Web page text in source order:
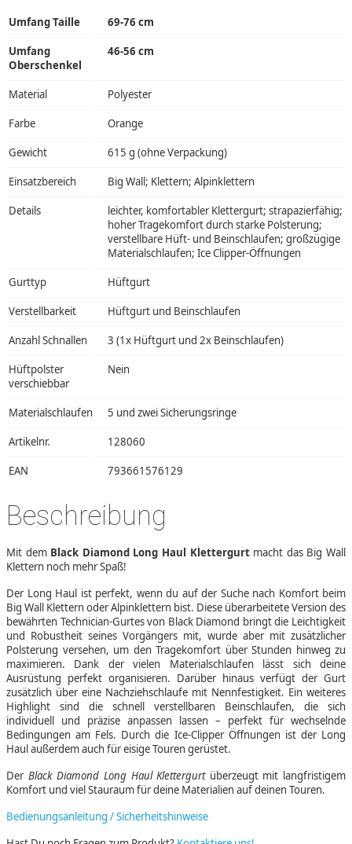
Umfang Taille 69-76 cm
Umfang
Oberschenkel
46-56 cm
Material Polyester
Farbe Orange
Gewicht 615 g (ohne Verpackung)
Einsatzbereich Big Wall; Klettern; Alpinklettern
Details
leichter, komfortabler Klettergurt; strapazierfähig;
hoher Tragekomfort durch starke Polsterung;
verstellbare Hüft- und Beinschlaufen; großzügige
Materialschlaufen; Ice Clipper-Öffnungen
Gurttyp Hüftgurt
Verstellbarkeit Hüftgurt und Beinschlaufen
Anzahl Schnallen 3 (1x Hüftgurt und 2x Beinschlaufen)
Hüftpolster
verschiebbar
Nein
Materialschlaufen 5 und zwei Sicherungsringe
Artikelnr. 128060
EAN 793661576129
Beschreibung
Mit dem Black Diamond Long Haul Klettergurtmacht das Big Wall
Klettern noch mehr Spaß!
Der Long Haul ist perfekt, wenn du auf der Suche nach Komfort beim
Big Wall Klettern oder Alpinklettern bist. Diese überarbeitete Version des
bewährten Technician-Gurtes von Black Diamond bringt die Leichtigkeit
und Robustheit seines Vorgängers mit, wurde aber mit zusätzlicher
Polsterung versehen, um den Tragekomfort über Stunden hinweg zu
maximieren. Dank der vielen Materialschlaufen lässt sich deine
Ausrüstung perfekt organisieren. Darüber hinaus verfügt der Gurt
zusätzlich über eine Nachziehschlaufe mit Nennfestigkeit. Ein weiteres
Highlight sind die schnell verstellbaren Beinschlaufen, die sich
individuell und präzise anpassen lassen – perfekt für wechselnde
Bedingungen am Fels. Durch die Ice-Clipper Öffnungen ist der Long
Haul außerdem auch für eisige Touren gerüstet.
Der Black Diamond Long Haul Klettergurtüberzeugt mit langfristigem
Komfort und viel Stauraum für deine Materialien auf deinen Touren.
Bedienungsanleitung / Sicherheitshinweise